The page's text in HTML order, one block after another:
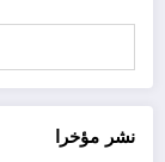
نشر مؤخرا